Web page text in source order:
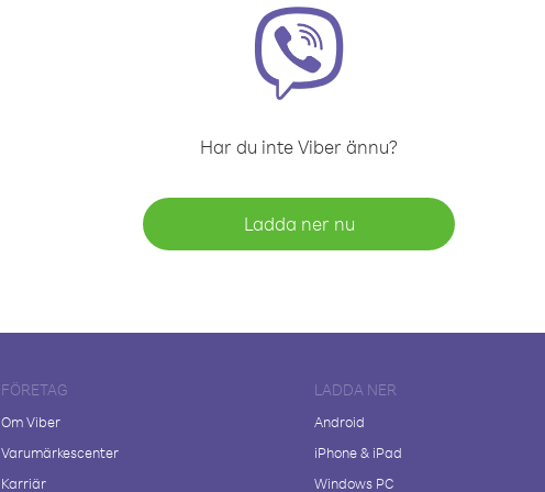
Har du inte Viber ännu?
Ladda ner nu
FÖRETAG
Om Viber
Varumärkescenter
Karriär
LADDA NER
Android
iPhone & iPad
Windows PC